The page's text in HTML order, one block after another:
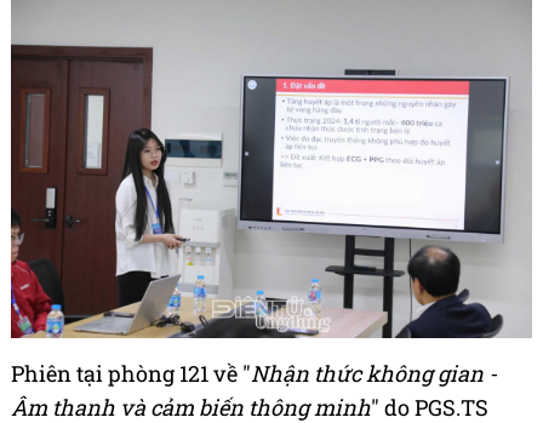
Phiên tại phòng 121 về "Nhận thức không gian -
Âm thanh và cảm biến thông minh" do PGS.TS